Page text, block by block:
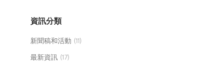
資訊分類
新聞稿和活動 (11)
最新資訊 (17)